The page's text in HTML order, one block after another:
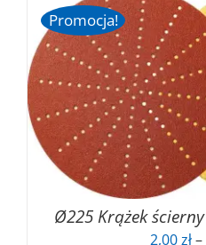
Promocja!
Ø225 Krążek
2,00zł–